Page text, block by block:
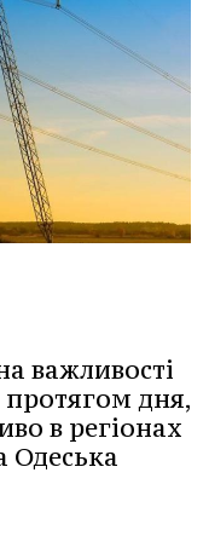
важливості
протягом дня,
в регіонах
Одеська